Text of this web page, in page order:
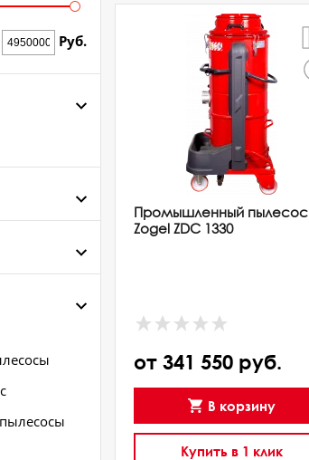
Руб.
Промышленный пылесос
Zogel ZDC 1330
от 341 550 руб.
В корзину
Купить в 1 клик